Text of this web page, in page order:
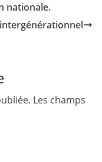
nationale.
Les champs